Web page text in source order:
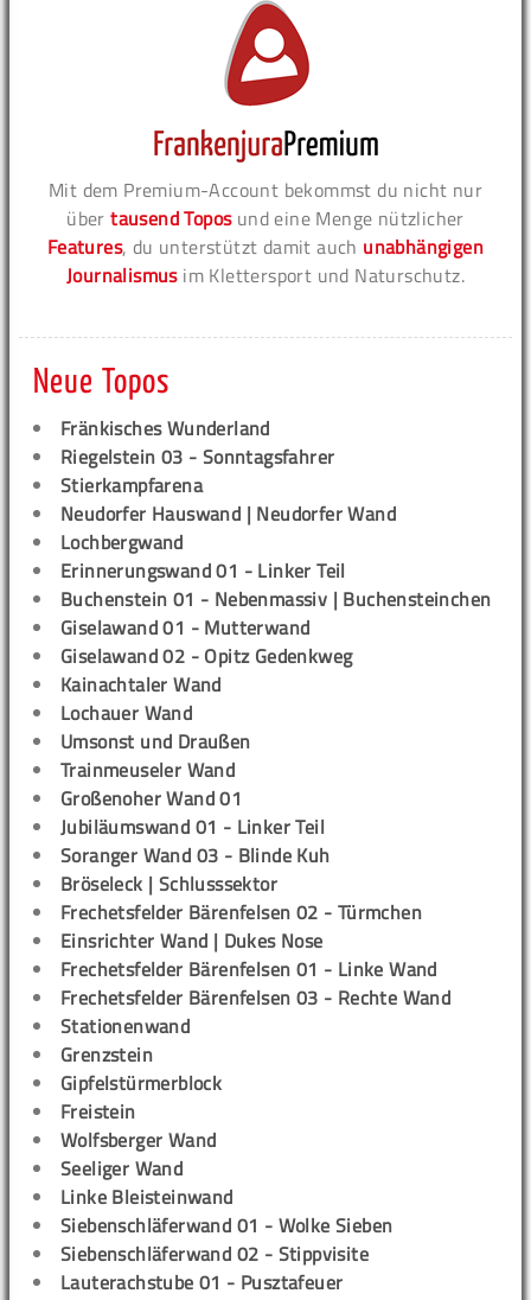
Mit dem Premium-Account bekommst du nicht nur
übertausend Toposund eine Menge nützlicher
Features, du unterstützt damit auch unabhängigen
Journalismusim Klettersport und Naturschutz.
Neue Topos
Fränkisches Wunderland
Riegelstein 03 - Sonntagsfahrer
Stierkampfarena
Neudorfer Hauswand | Neudorfer Wand
Lochbergwand
Erinnerungswand 01 - Linker Teil
Buchenstein 01 - Nebenmassiv | Buchensteinchen
Giselawand 01 - Mutterwand
Giselawand 02 - Opitz Gedenkweg
Kainachtaler Wand
Lochauer Wand
Umsonst und Draußen
Trainmeuseler Wand
Großenoher Wand 01
Jubiläumswand 01 - Linker Teil
Soranger Wand 03 - Blinde Kuh
Bröseleck | Schlusssektor
Frechetsfelder Bärenfelsen 02 - Türmchen
Einsrichter Wand | Dukes Nose
Frechetsfelder Bärenfelsen 01 - Linke Wand
Frechetsfelder Bärenfelsen 03 - Rechte Wand
Stationenwand
Grenzstein
Gipfelstürmerblock
Freistein
Wolfsberger Wand
Seeliger Wand
Linke Bleisteinwand
Siebenschläferwand 01 - Wolke Sieben
Siebenschläferwand 02 - Stippvisite
Lauterachstube 01 - Pusztafeuer